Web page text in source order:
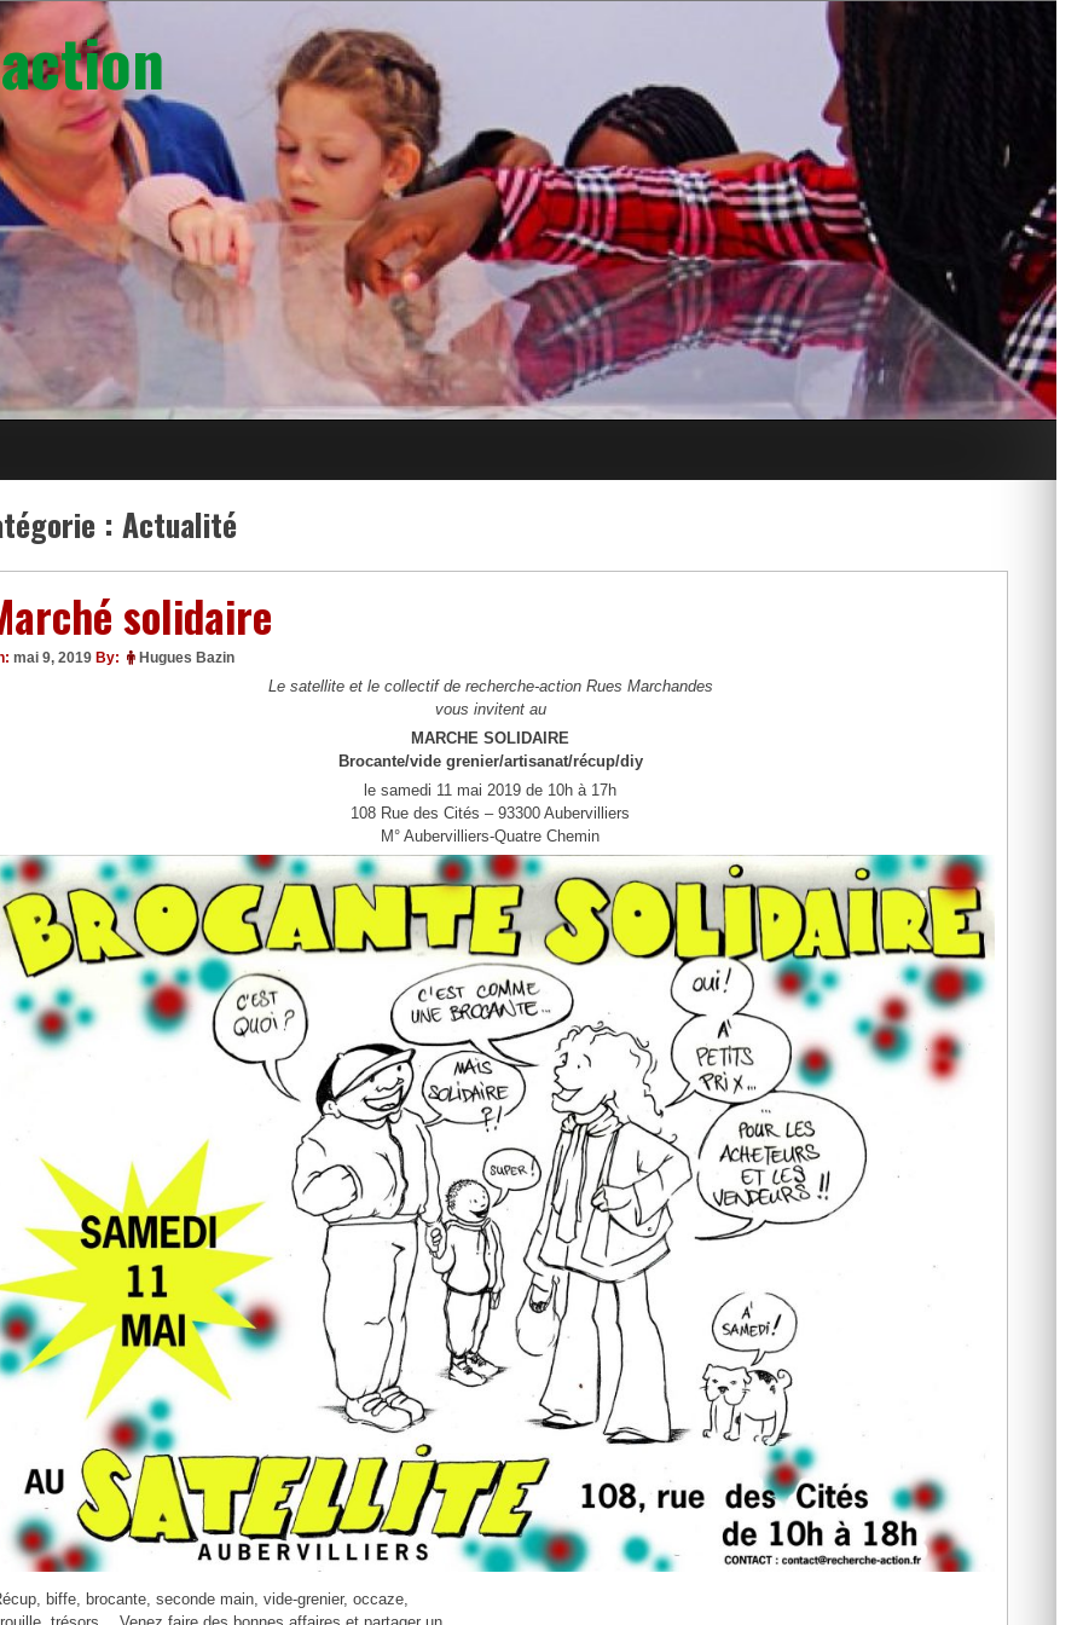
: Actualité
solidaire
mai 9, 2019 By: Hugues Bazin
Le satellite et le collectif de recherche-action Rues Marchandes
vous invitent au
MARCHE SOLIDAIRE
Brocante/vide grenier/artisanat/récup/diy
le samedi 11 mai 2019 de 10h à 17h
108 Rue des Cités – 93300 Aubervilliers
M° Aubervilliers-Quatre Chemin
biffe, brocante, seconde main, vide-grenier, occaze,